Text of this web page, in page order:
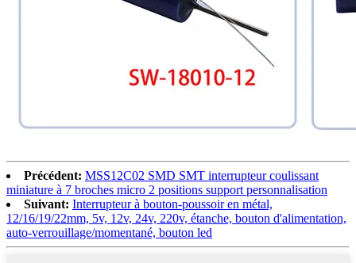
Précédent: MSS12C02 SMD SMT interrupteur coulissant
miniature à 7 broches micro 2 positions support personnalisation
Suivant: Interrupteur à bouton-poussoir en métal,
12/16/19/22mm, 5v, 12v, 24v, 220v, étanche, bouton d'alimentation,
auto-verrouillage/momentané, bouton led